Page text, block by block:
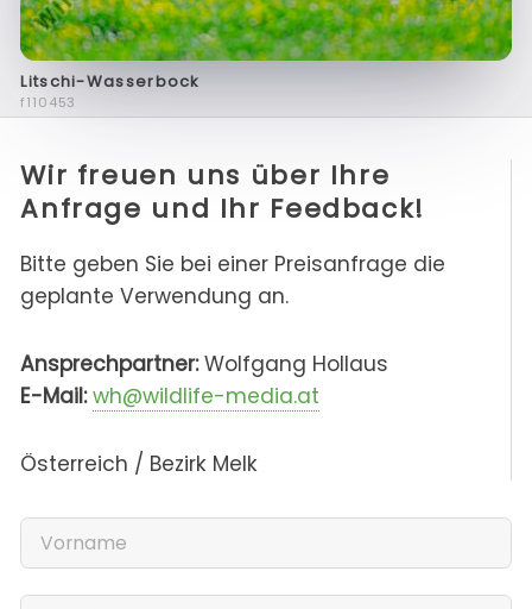
Litschi-Wasserbock
f110453
Wir freuen uns über Ihre
Anfrage und Ihr Feedback!
Bitte geben Sie bei einer Preisanfrage die
geplante Verwendung an.
Ansprechpartner:Wolfgang Hollaus
E-Mail: wh@wildlife-media.at
Österreich / Bezirk Melk